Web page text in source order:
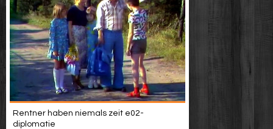
Rentner haben niemals zeit e02-
diplomatie